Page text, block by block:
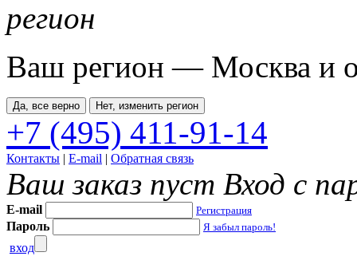
регион
Ваш регион — Москва и
Да, все верно Нет, изменить регион
+7 (495) 411-91-14
Контакты | E-mail | Обратная связь
Ваш заказ пуст Вход с
E-mail Регистрация
Пароль Я забыл пароль!
вход